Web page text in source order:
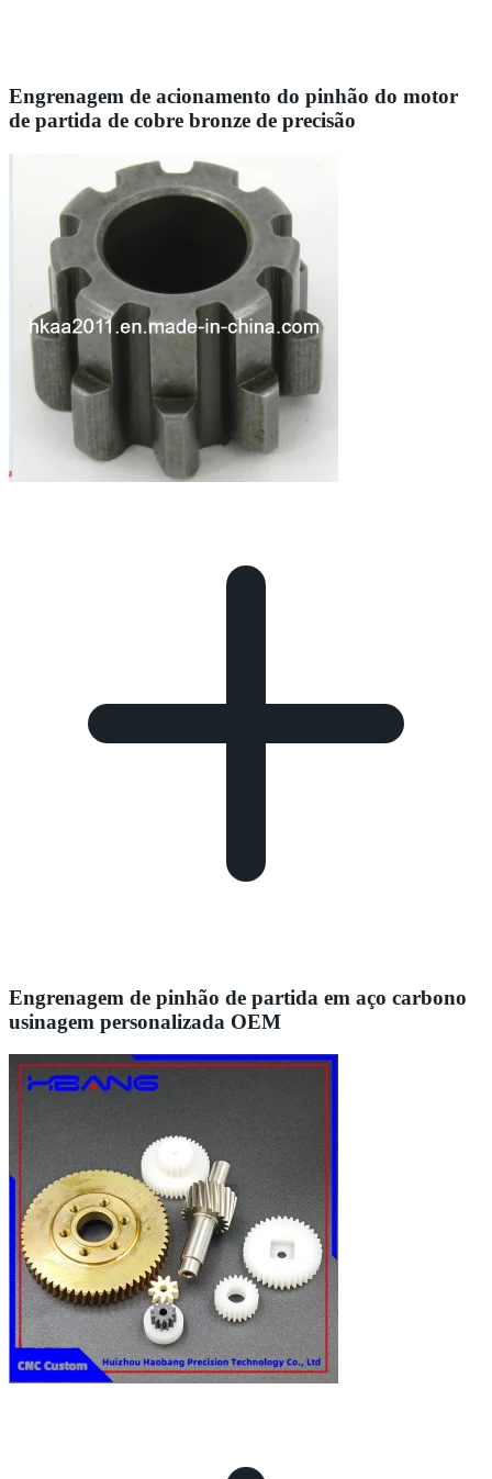
Engrenagem de acionamento do pinhão do motor
de partida de cobre bronze de precisão
Engrenagem de pinhão de partida em aço carbono
usinagem personalizada OEM